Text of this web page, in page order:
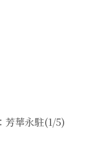
芳華永駐(1/5)